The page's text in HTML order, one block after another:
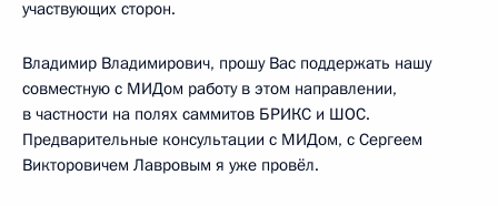
участвующих сторон.
Владимир Владимирович, прошу Вас поддержать нашу
совместную с МИДом работу в этом направлении,
в частности на полях саммитов БРИКС и ШОС.
Предварительные консультации с МИДом, с Сергеем
Викторовичем Лавровым я уже провёл.